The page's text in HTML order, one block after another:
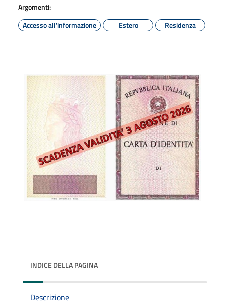
Argomenti:
Accesso all'informazione
Estero Residenza
INDICE DELLA PAGINA
Descrizione